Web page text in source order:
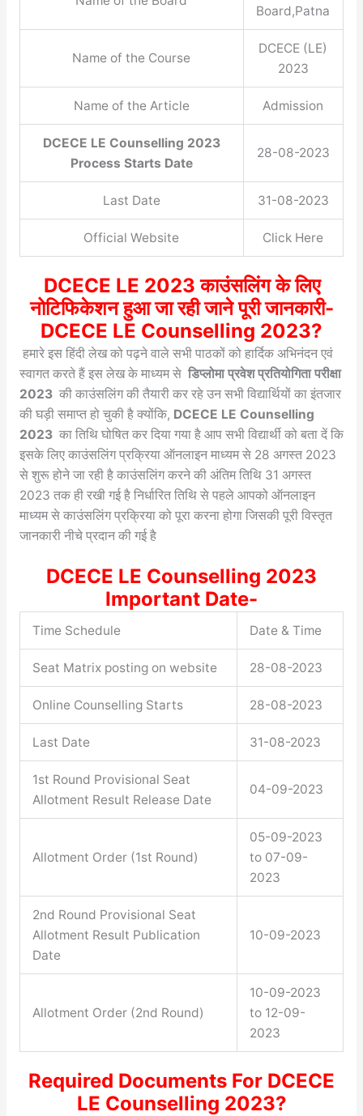
Board,Patna
Name of the Course
DCECE (LE)
2023
Name of the Article Admission
DCECE LE Counselling 2023
Process Starts Date
28-08-2023
Last Date 31-08-2023
Official Website Click Here
DCECE LE 2023 काउंसलिंग के लिए
नोटिफिकेशन हुआ जा रही जाने पूरी जानकारी-
DCECE LE Counselling 2023?
हमारे इस हिंदी लेख को पढ़ने वाले सभी पाठकों को हार्दिक अभिनंदन एवं
स्वागत करते हैं इस लेख के माध्यम से डिप्लोमा प्रवेश प्रतियोगिता परीक्षा
2023 की काउंसलिंग की तैयारी कर रहे उन सभी विद्यार्थियों का इंतजार
की घड़ी समाप्त हो चुकी है क्योंकि, DCECE LE Counselling
2023 का तिथि घोषित कर दिया गया है आप सभी विद्यार्थी को बता दें कि
इसके लिए काउंसलिंग प्रक्रिया ऑनलाइन माध्यम से 28 अगस्त 2023
से शुरू होने जा रही है काउंसलिंग करने की अंतिम तिथि 31 अगस्त
2023 तक ही रखी गई है निर्धारित तिथि से पहले आपको ऑनलाइन
माध्यम से काउंसलिंग प्रक्रिया को पूरा करना होगा जिसकी पूरी विस्तृत
जानकारी नीचे प्रदान की गई है
DCECE LE Counselling 2023
Important Date-
Time Schedule Date & Time
Seat Matrix posting on website 28-08-2023
Online Counselling Starts 28-08-2023
Last Date 31-08-2023
1st Round Provisional Seat
Allotment Result Release Date
04-09-2023
Allotment Order (1st Round)
05-09-2023
to 07-09-
2023
2nd Round Provisional Seat
Allotment Result Publication
Date
10-09-2023
Allotment Order (2nd Round)
10-09-2023
to 12-09-
2023
Required Documents For DCECE
LE Counselling 2023?